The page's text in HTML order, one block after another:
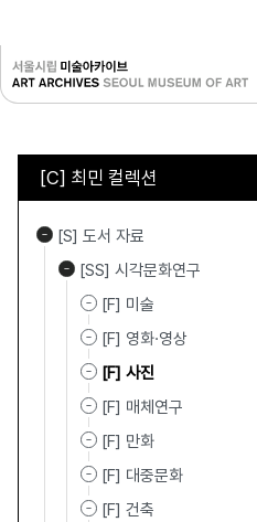
[C] 최민 컬렉션
[S] 도서 자료
[SS] 시각문화연구
[F] 미술
[F] 영화·영상
[F] 사진
[F] 매체연구
[F] 만화
[F] 대중문화
[F] 건축